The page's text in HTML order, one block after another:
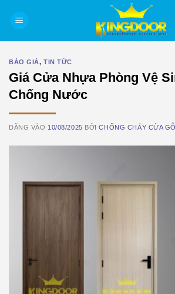
BÁO GIÁ,TIN TỨC
Giá Cửa Nhựa Phòng Vệ
Chống Nước
ĐĂNG VÀO 10/08/2025 BỞICHỐNG CHÁY CỬA GỖ